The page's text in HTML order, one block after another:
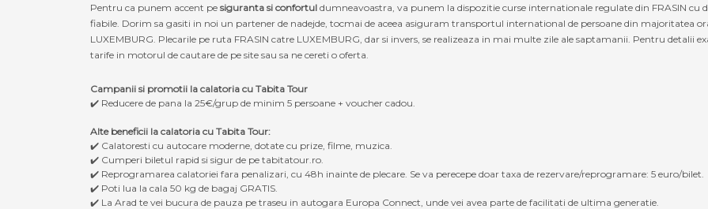
Pentru ca punem accent pe siguranta si confortul dumneavoastra, va punem la dispozitie curse internationale regulate din FRASIN cu
fiabile. Dorim sa gasiti in noi un partener de nadejde, tocmai de aceea asiguram transportul international de persoane din majoritatea
LUXEMBURG. Plecarile pe ruta FRASIN catre LUXEMBURG, dar si invers, se realizeaza in mai multe zile ale saptamanii. Pentru detalii
tarife in motorul de cautare de pe site sau sa ne cereti o oferta.
Campanii si promotii la calatoria cu Tabita Tour
✔️ Reducere de pana la 25€/grup de minim 5 persoane + voucher cadou.
Alte beneficii la calatoria cu Tabita Tour:
✔️ Calatoresti cu autocare moderne, dotate cu prize, filme, muzica.
✔️ Cumperi biletul rapid si sigur de pe tabitatour.ro.
✔️ Reprogramarea calatoriei fara penalizari, cu 48h inainte de plecare. Se va perecepe doar taxa de rezervare/reprogramare: 5 euro/bilet.
✔️ Poti lua la cala 50 kg de bagaj GRATIS.
✔️ La Arad te vei bucura de pauza pe traseu in autogara Europa Connect, unde vei avea parte de facilitati de ultima generatie.